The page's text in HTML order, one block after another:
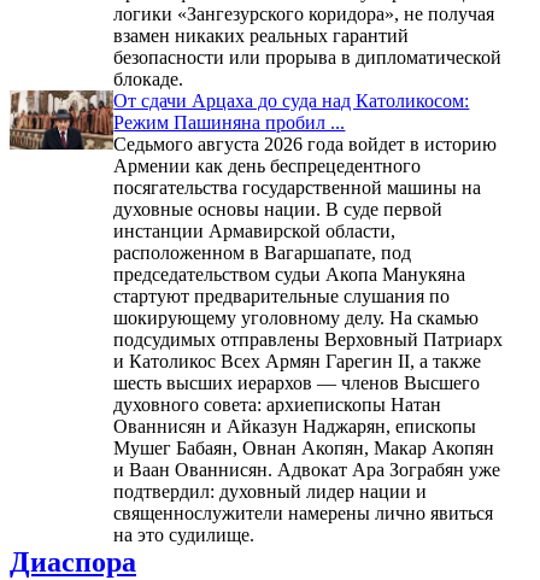
логики «Зангезурского коридора», не получая
взамен никаких реальных гарантий
безопасности или прорыва в дипломатической
блокаде.
От сдачи Арцаха до суда над Католикосом:
Режим Пашиняна пробил ...
Седьмого августа 2026 года войдет в историю
Армении как день беспрецедентного
посягательства государственной машины на
духовные основы нации. В суде первой
инстанции Армавирской области,
расположенном в Вагаршапате, под
председательством судьи Акопа Манукяна
стартуют предварительные слушания по
шокирующему уголовному делу. На скамью
подсудимых отправлены Верховный Патриарх
и Католикос Всех Армян Гарегин II, а также
шесть высших иерархов — членов Высшего
духовного совета: архиепископы Натан
Ованнисян и Айказун Наджарян, епископы
Мушег Бабаян, Овнан Акопян, Макар Акопян
и Ваан Ованнисян. Адвокат Ара Зограбян уже
подтвердил: духовный лидер нации и
священнослужители намерены лично явиться
на это судилище.
Диаспора